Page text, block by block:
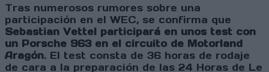
Tras numerosos rumores sobre una
participación en el WEC, se confirma que
Sebastian Vettel participará en unos test con
un Porsche 963 en el circuito de Motorland
Aragón. El test consta de 36 horas de rodaje
de cara a la preparación de las 24 Horas de Le